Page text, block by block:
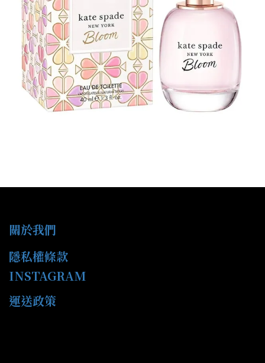
關於我們
隱私權條款
INSTAGRAM
運送政策